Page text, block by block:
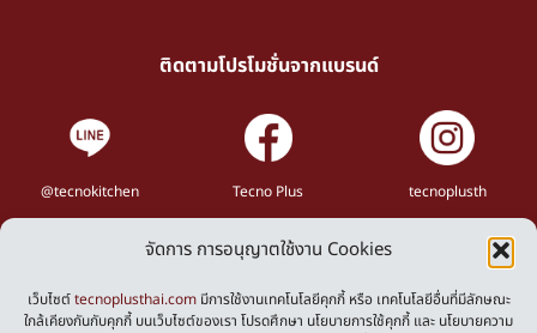
จัดการ การอนุญาตใช้งาน Cookies
เว็บไซต์tecnoplusthai.comมีการใช้งานเทคโนโลยีคุกกี้ หรือ เทคโนโลยีอื่นที่มีลักษณะ
ใกล้เคียงกันกับคุกกี้ บนเว็บไซต์ของเรา โปรดศึกษา นโยบายการใช้คุกกี้ และ นโยบายความ
ติดตามโปรโมชั่นจากแบรนด์
@tecnokitchen Tecno Plus tecnoplusth
Privacy Policy
Cookies Policy